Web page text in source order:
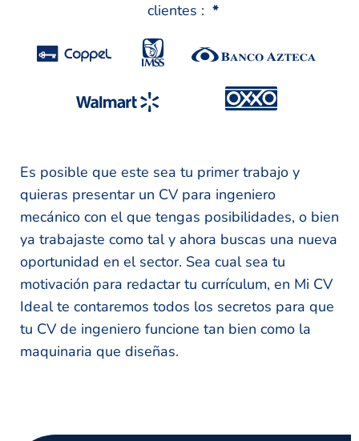
clientes : *
Es posible que este sea tu primer trabajo y
quieras presentar un CV para ingeniero
mecánico con el que tengas posibilidades, o bien
ya trabajaste como tal y ahora buscas una nueva
oportunidad en el sector. Sea cual sea tu
motivación para redactar tu currículum, en Mi CV
Ideal te contaremos todos los secretos para que
tu CV de ingeniero funcione tan bien como la
maquinaria que diseñas.